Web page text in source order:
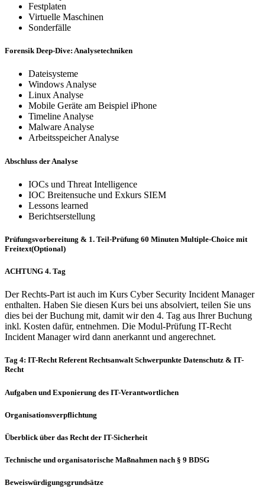
Festplaten
Virtuelle Maschinen
Sonderfälle
Forensik Deep-Dive: Analysetechniken
Dateisysteme
Windows Analyse
Linux Analyse
Mobile Geräte am Beispiel iPhone
Timeline Analyse
Malware Analyse
Arbeitsspeicher Analyse
Abschluss der Analyse
IOCs und Threat Intelligence
IOC Breitensuche und Exkurs SIEM
Lessons learned
Berichtserstellung
Prüfungsvorbereitung & 1. Teil-Prüfung 60 Minuten Multiple-Choice mit
Freitext(Optional)
ACHTUNG 4. Tag
Der Rechts-Part ist auch im Kurs Cyber Security Incident Manager
enthalten. Haben Sie diesen Kurs bei uns absolviert, teilen Sie uns
dies bei der Buchung mit, damit wir den 4. Tag aus Ihrer Buchung
inkl. Kosten dafür, entnehmen. Die Modul-Prüfung IT-Recht
Incident Manager wird dann anerkannt und angerechnet.
Tag 4: IT-Recht Referent Rechtsanwalt Schwerpunkte Datenschutz & IT-
Recht
Aufgaben und Exponierung des IT-Verantwortlichen
Organisationsverpflichtung
Überblick über das Recht der IT-Sicherheit
Technische und organisatorische Maßnahmen nach § 9 BDSG
Beweiswürdigungsgrundsätze